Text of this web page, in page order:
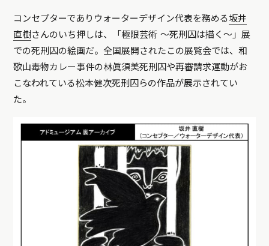
コンセプターでありウォーターデザイン代表を務める坂井
直樹さんのいち押しは、「極限芸術 ～死刑囚は描く～」展
での死刑囚の絵画だ。全国展開されたこの展覧会では、和
歌山毒物カレー事件の林眞須美死刑囚や再審請求運動がお
こなわれている松本健次死刑囚らの作品が展示されてい
た。